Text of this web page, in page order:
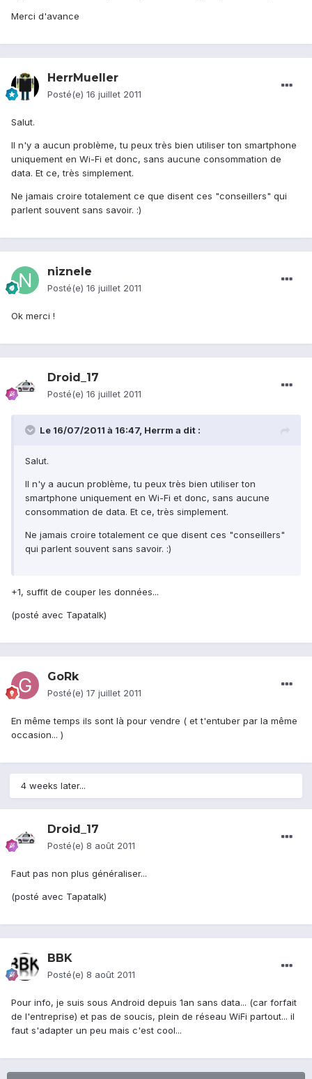
Merci d'avance
HerrMueller
Posté(e) 16 juillet 2011
Salut.
Il n'y a aucun problème, tu peux très bien utiliser ton smartphone
uniquement en Wi-Fi et donc, sans aucune consommation de
data. Et ce, très simplement.
Ne jamais croire totalement ce que disent ces "conseillers" qui
parlent souvent sans savoir. :)
niznele
Posté(e) 16 juillet 2011
Ok merci !
Droid_17
Posté(e) 16 juillet 2011
Le 16/07/2011 à 16:47, Herrm a dit :
Salut.
Il n'y a aucun problème, tu peux très bien utiliser ton
smartphone uniquement en Wi-Fi et donc, sans aucune
consommation de data. Et ce, très simplement.
Ne jamais croire totalement ce que disent ces "conseillers"
qui parlent souvent sans savoir. :)
+1, suffit de couper les données...
(posté avec Tapatalk)
GoRk
Posté(e) 17 juillet 2011
En même temps ils sont là pour vendre ( et t'entuber par la même
occasion... )
4 weeks later...
Droid_17
Posté(e) 8 août 2011
Faut pas non plus généraliser...
(posté avec Tapatalk)
BBK
Posté(e) 8 août 2011
Pour info, je suis sous Android depuis 1an sans data... (car forfait
de l'entreprise) et pas de soucis, plein de réseau WiFi partout... il
faut s'adapter un peu mais c'est cool...